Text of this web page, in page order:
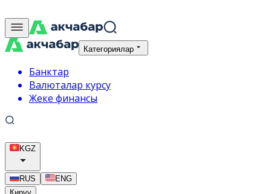
Категориялар
Банктар
Валюталар курсу
Жеке финансы
KGZ
RUS
ENG